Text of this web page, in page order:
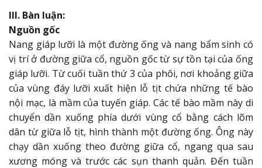
III. Bàn luận:
Nguồn gốc
Nang giáp lưỡi là một đường ống và nang bẩm sinh có
vị trí ở đường giữa cổ, nguồn gốc từ sự tồn tại của ống
giáp lưỡi. Từ cuối tuần thứ 3 của phôi, nơi khoảng giữa
của vùng đáy lưỡi xuất hiện lỗ tịt chứa những tế bào
nội mạc, là mầm của tuyến giáp. Các tế bào mầm này di
chuyển dần xuống phía dưới vùng cổ bằng cách lõm
dân từ giữa lỗ tịt, hình thành một đường ống. Ông này
chạy dần xuống theo đường giữa cổ, ngang qua sau
xương móng và trước các sụn thanh quản. Đến tuần